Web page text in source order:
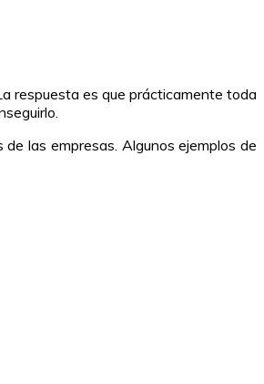
respuesta es que prácticamente toda
las empresas. Algunos ejemplos de